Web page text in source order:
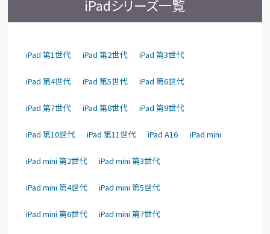
iPadシリーズ一覧
iPad 第1世代 iPad 第2世代 iPad 第3世代
iPad 第4世代 iPad 第5世代 iPad 第6世代
iPad 第7世代 iPad 第8世代 iPad 第9世代
iPad 第10世代 iPad 第11世代 iPad A16 iPad mini
iPad mini 第2世代 iPad mini 第3世代
iPad mini 第4世代 iPad mini 第5世代
iPad mini 第6世代 iPad mini 第7世代